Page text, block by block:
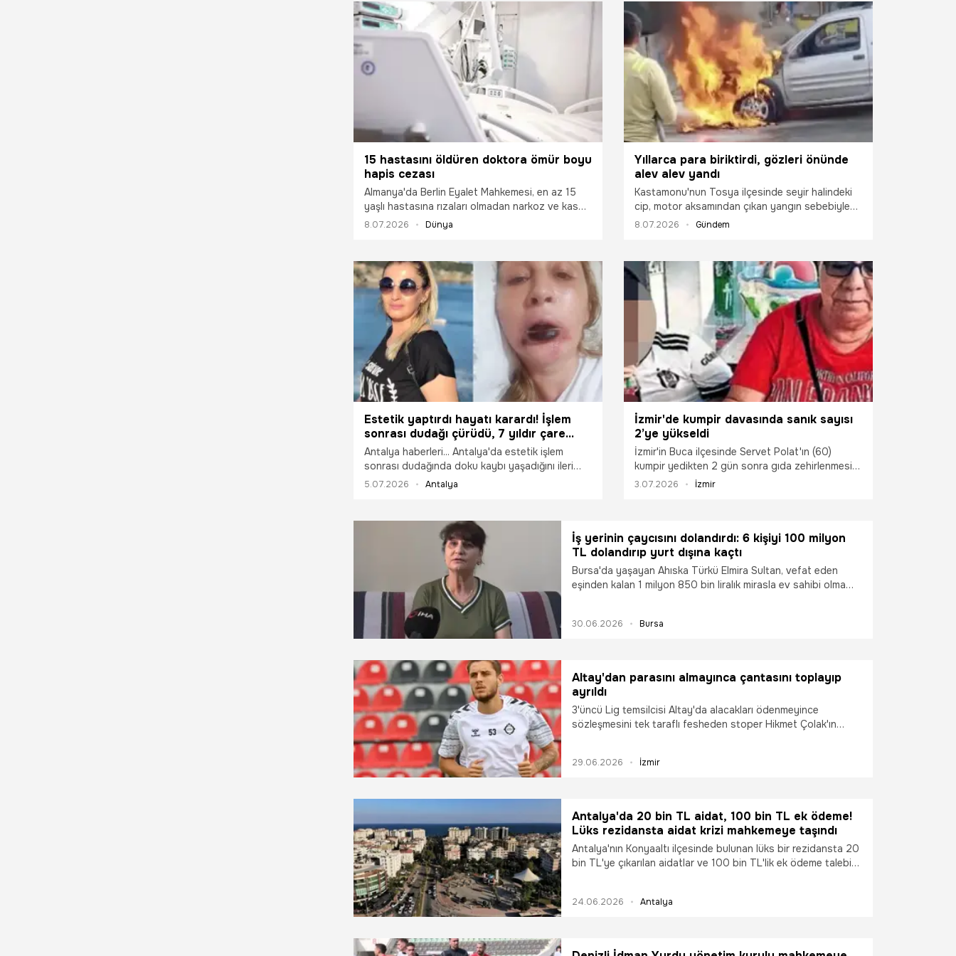
15 hastasını öldüren doktora ömür boyu
hapis cezası
Almanya'da Berlin Eyalet Mahkemesi, en az 15
yaşlı hastasına rızaları olmadan narkoz ve kas
gevşetici vererek solunum kaslarının işlevsiz hale
cezasına çarptırdı.
8.07.2026 Dünya
Yıllarca para biriktirdi, gözleri önünde
alev alev yandı
Kastamonu'nun Tosya ilçesinde seyir halindeki
cip, motor aksamından çıkan yangın sebebiyle
kullanılmaz hale geldi. Yaklaşık iki ay önce aldığı
emeklerinin ziyan olduğunu söyledi.
8.07.2026 Gündem
Estetik yaptırdı hayatı karardı! İşlem
sonrası dudağı çürüdü, 7 yıldır çare
arıyor
Antalya haberleri... Antalya'da estetik işlem
sonrası dudağında doku kaybı yaşadığını ileri
süren 3 çocuk annesi 47 yaşındaki aşçı Songül
Tüketici Mahkemesi Uzunoğlu lehine 994 bin 331
TL tazminata hükmetti. Dosya Bölge Adliye
sürecindeyken Uzunoğlu, "Gülüşüm yok, yemek
yemek problem. Bir insanın hayatını, yaşamını
hiçe saydılar. Benim hakkımı kim arayacak" dedi.
5.07.2026 Antalya
İzmir'de kumpir davasında sanık sayısı
2’ye yükseldi
İzmir'in Buca ilçesinde Servet Polat'ın (60)
kumpir yedikten 2 gün sonra gıda zehirlenmesi
sonucu yaşamını yitirmesi ile ilgili görülen
eklenildi.
3.07.2026 İzmir
İş yerinin çaycısını dolandırdı: 6 kişiyi 100 milyon
TL dolandırıp yurt dışına kaçtı
Bursa'da yaşayan Ahıska Türkü Elmira Sultan, vefat eden
eşinden kalan 1 milyon 850 bin liralık mirasla ev sahibi olma
Sultan, daha sonra kredi çekmek zorunda kaldığını, aylarca
yaşadığı mağduriyetin giderilmesini istedi.
30.06.2026 Bursa
Altay'dan parasını almayınca çantasını toplayıp
ayrıldı
3'üncü Lig temsilcisi Altay'da alacakları ödenmeyince
sözleşmesini tek taraflı fesheden stoper Hikmet Çolak'ın
29.06.2026 İzmir
Antalya'da 20 bin TL aidat, 100 bin TL ek ödeme!
Lüks rezidansta aidat krizi mahkemeye taşındı
Antalya'nın Konyaaltı ilçesinde bulunan lüks bir rezidansta 20
bin TL'ye çıkarılan aidatlar ve 100 bin TL'lik ek ödeme talebi
usulsüzlükler bulunduğunu ve bazı aidat borçlarında indirim
rezidans sakini Hediye Hin, yaklaşık 6 milyon TL'lik aidat
24.06.2026 Antalya